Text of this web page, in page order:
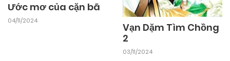
Ước mơ của cặn bã
04/11/2024
Vạn Dặm Tìm Chồng
2
03/11/2024